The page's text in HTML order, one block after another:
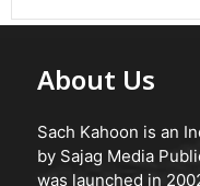
About Us
Sach Kahoon is an
by Sajag Media
was launched in